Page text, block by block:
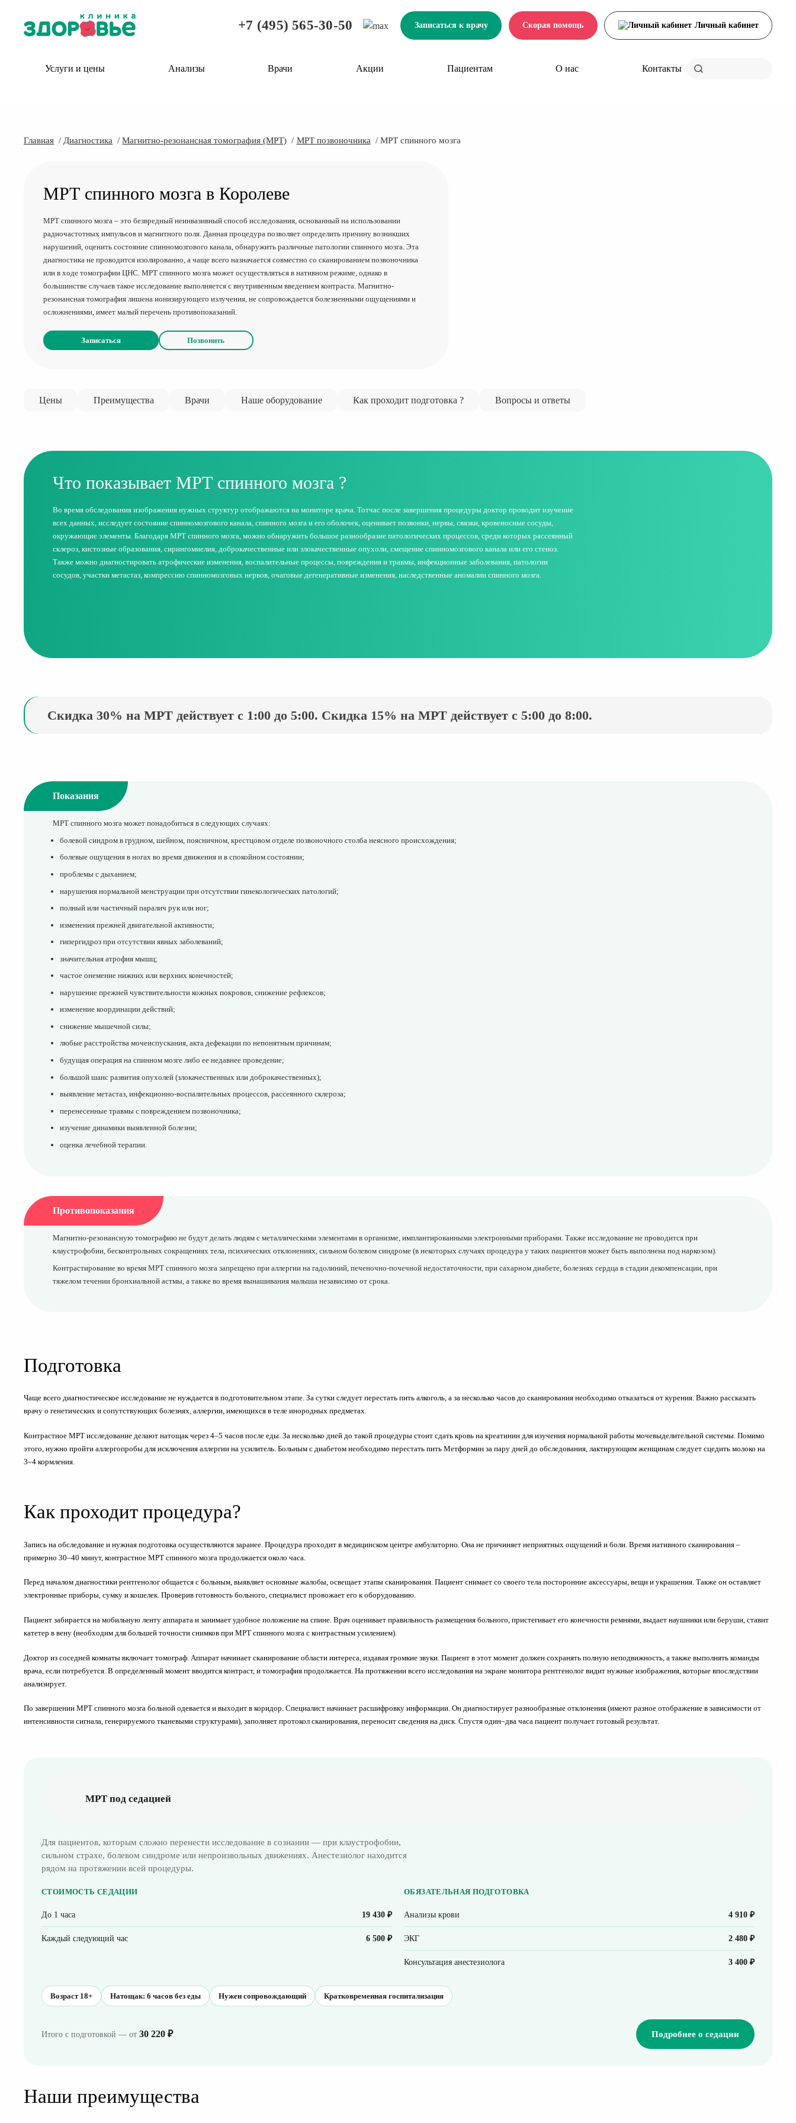
+7 (495) 565-30-50 Записаться к врачу Скорая помощь Личный кабинет
Услуги и цены Анализы Врачи Акции Пациентам О нас Контакты
Главная Диагностика Магнитно-резонансная томография (МРТ) МРТ позвоночника МРТ спинного мозга
МРТ спинного мозга в Королеве
МРТ спинного мозга – это безвредный неинвазивный способ исследования, основанный на использовании
радиочастотных импульсов и магнитного поля. Данная процедура позволяет определить причину возникших
нарушений, оценить состояние спинномозгового канала, обнаружить различные патологии спинного мозга. Эта
диагностика не проводится изолированно, а чаще всего назначается совместно со сканированием позвоночника
или в ходе томографии ЦНС. МРТ спинного мозга может осуществляться в нативном режиме, однако в
большинстве случаев такое исследование выполняется с внутривенным введением контраста. Магнитно-
резонансная томография лишена ионизирующего излучения, не сопровождается болезненными ощущениями и
осложнениями, имеет малый перечень противопоказаний.
Записаться Позвонить
Цены Преимущества Врачи Наше оборудование Как проходит подготовка ? Вопросы и ответы
Что показывает МРТ спинного мозга ?
Во время обследования изображения нужных структур отображаются на мониторе врача. Тотчас после завершения процедуры доктор проводит изучение
всех данных, исследует состояние спинномозгового канала, спинного мозга и его оболочек, оценивает позвонки, нервы, связки, кровеносные сосуды,
окружающие элементы. Благодаря МРТ спинного мозга, можно обнаружить большое разнообразие патологических процессов, среди которых рассеянный
склероз, кистозные образования, сирингомиелия, доброкачественные или злокачественные опухоли, смещение спинномозгового канала или его стеноз.
Также можно диагностировать атрофические изменения, воспалительные процессы, повреждения и травмы, инфекционные заболевания, патологии
сосудов, участки метастаз, компрессию спинномозговых нервов, очаговые дегенеративные изменения, наследственные аномалии спинного мозга.
Скидка 30% на МРТ действует с 1:00 до 5:00. Скидка 15% на МРТ действует с 5:00 до 8:00.
Показания
МРТ спинного мозга может понадобиться в следующих случаях:
болевой синдром в грудном, шейном, поясничном, крестцовом отделе позвоночного столба неясного происхождения;
болевые ощущения в ногах во время движения и в спокойном состоянии;
проблемы с дыханием;
нарушения нормальной менструации при отсутствии гинекологических патологий;
полный или частичный паралич рук или ног;
изменения прежней двигательной активности;
гипергидроз при отсутствии явных заболеваний;
значительная атрофия мышц;
частое онемение нижних или верхних конечностей;
нарушение прежней чувствительности кожных покровов, снижение рефлексов;
изменение координации действий;
снижение мышечной силы;
любые расстройства мочеиспускания, акта дефекации по непонятным причинам;
будущая операция на спинном мозге либо ее недавнее проведение;
большой шанс развития опухолей (злокачественных или доброкачественных);
выявление метастаз, инфекционно-воспалительных процессов, рассеянного склероза;
перенесенные травмы с повреждением позвоночника;
изучение динамики выявленной болезни;
оценка лечебной терапии.
Противопоказания
Магнитно-резонансную томографию не будут делать людям с металлическими элементами в организме, имплантированными электронными приборами. Также исследование не проводится при
клаустрофобии, бесконтрольных сокращениях тела, психических отклонениях, сильном болевом синдроме (в некоторых случаях процедура у таких пациентов может быть выполнена под наркозом).
Контрастирование во время МРТ спинного мозга запрещено при аллергии на гадолиний, печеночно-почечной недостаточности, при сахарном диабете, болезнях сердца в стадии декомпенсации, при
тяжелом течении бронхиальной астмы, а также во время вынашивания малыша независимо от срока.
Подготовка
Чаще всего диагностическое исследование не нуждается в подготовительном этапе. За сутки следует перестать пить алкоголь, а за несколько часов до сканирования необходимо отказаться от курения. Важно рассказать
врачу о генетических и сопутствующих болезнях, аллергии, имеющихся в теле инородных предметах.
Контрастное МРТ исследование делают натощак через 4–5 часов после еды. За несколько дней до такой процедуры стоит сдать кровь на креатинин для изучения нормальной работы мочевыделительной системы. Помимо
этого, нужно пройти аллергопробы для исключения аллергии на усилитель. Больным с диабетом необходимо перестать пить Метформин за пару дней до обследования, лактирующим женщинам следует сцедить молоко на
3–4 кормления.
Как проходит процедура?
Запись на обследование и нужная подготовка осуществляются заранее. Процедура проходит в медицинском центре амбулаторно. Она не причиняет неприятных ощущений и боли. Время нативного сканирования –
примерно 30–40 минут, контрастное МРТ спинного мозга продолжается около часа.
Перед началом диагностики рентгенолог общается с больным, выявляет основные жалобы, освещает этапы сканирования. Пациент снимает со своего тела посторонние аксессуары, вещи и украшения. Также он оставляет
электронные приборы, сумку и кошелек. Проверив готовность больного, специалист провожает его к оборудованию.
Пациент забирается на мобильную ленту аппарата и занимает удобное положение на спине. Врач оценивает правильность размещения больного, пристегивает его конечности ремнями, выдает наушники или беруши, ставит
катетер в вену (необходим для большей точности снимков при МРТ спинного мозга с контрастным усилением).
Доктор из соседней комнаты включает томограф. Аппарат начинает сканирование области интереса, издавая громкие звуки. Пациент в этот момент должен сохранять полную неподвижность, а также выполнять команды
врача, если потребуется. В определенный момент вводится контраст, и томография продолжается. На протяжении всего исследования на экране монитора рентгенолог видит нужные изображения, которые впоследствии
анализирует.
По завершении МРТ спинного мозга больной одевается и выходит в коридор. Специалист начинает расшифровку информации. Он диагностирует разнообразные отклонения (имеют разное отображение в зависимости от
интенсивности сигнала, генерируемого тканевыми структурами), заполняет протокол сканирования, переносит сведения на диск. Спустя один–два часа пациент получает готовый результат.
МРТ под седацией
Для пациентов, которым сложно перенести исследование в сознании — при клаустрофобии,
сильном страхе, болевом синдроме или непроизвольных движениях. Анестезиолог находится
рядом на протяжении всей процедуры.
СТОИМОСТЬ СЕДАЦИИ
До 1 часа 19 430 ₽
Каждый следующий час 6 500 ₽
ОБЯЗАТЕЛЬНАЯ ПОДГОТОВКА
Анализы крови 4 910 ₽
ЭКГ 2 480 ₽
Консультация анестезиолога 3 400 ₽
Возраст 18+ Натощак: 6 часов без еды Нужен сопровождающий Кратковременная госпитализация
Итого с подготовкой — от 30 220 ₽ Подробнее о седации
Наши преимущества